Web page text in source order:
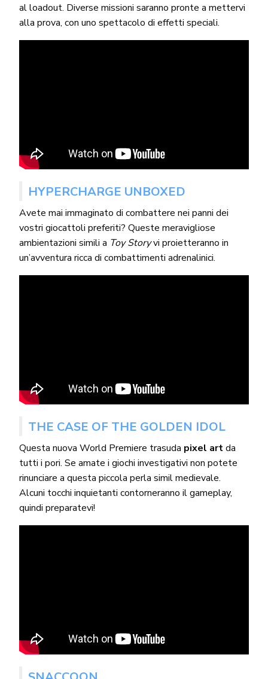
al loadout. Diverse missioni saranno pronte a mettervi
alla prova, con uno spettacolo di effetti speciali.
HYPERCHARGE UNBOXED
Avete mai immaginato di combattere nei panni dei
vostri giocattoli preferiti? Queste meravigliose
ambientazioni simili a Toy Storyvi proietteranno in
un’avventura ricca di combattimenti adrenalinici.
THE CASE OF THE GOLDEN IDOL
Questa nuova World Premiere trasuda pixel artda
tutti i pori. Se amate i giochi investigativi non potete
rinunciare a questa piccola perla simil medievale.
Alcuni tocchi inquietanti contorneranno il gameplay,
quindi preparatevi!